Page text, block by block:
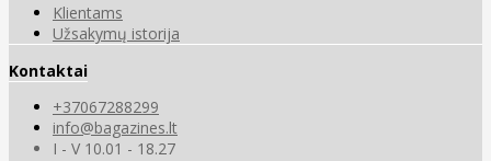
Klientams
Užsakymų istorija
Kontaktai
+37067288299
info@bagazines.lt
I - V 10.01 - 18.27